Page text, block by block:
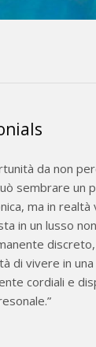
da non
sembrare un
ma in
in un lusso
di vivere in
cordiali e